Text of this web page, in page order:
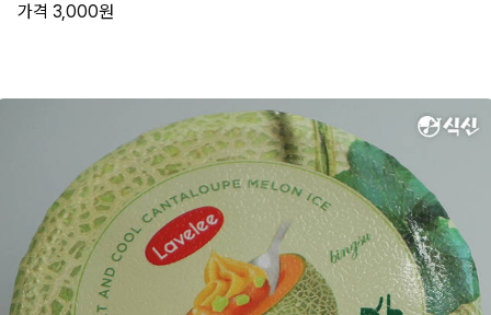
가격 3,000원